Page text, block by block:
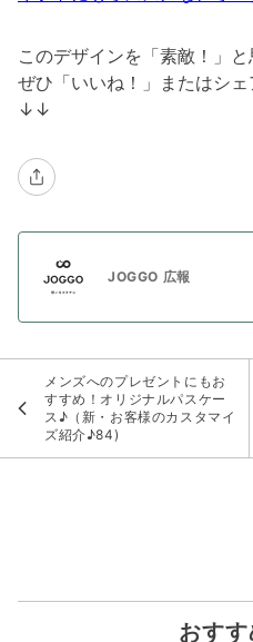
このデザインを「素敵！」
ぜひ「いいね！」またはシェ
↓↓
JOGGO 広報
メンズへのプレゼントにもお
すすめ！オリジナルパスケー
ス♪（新・お客様のカスタマイ
ズ紹介♪84)
おす